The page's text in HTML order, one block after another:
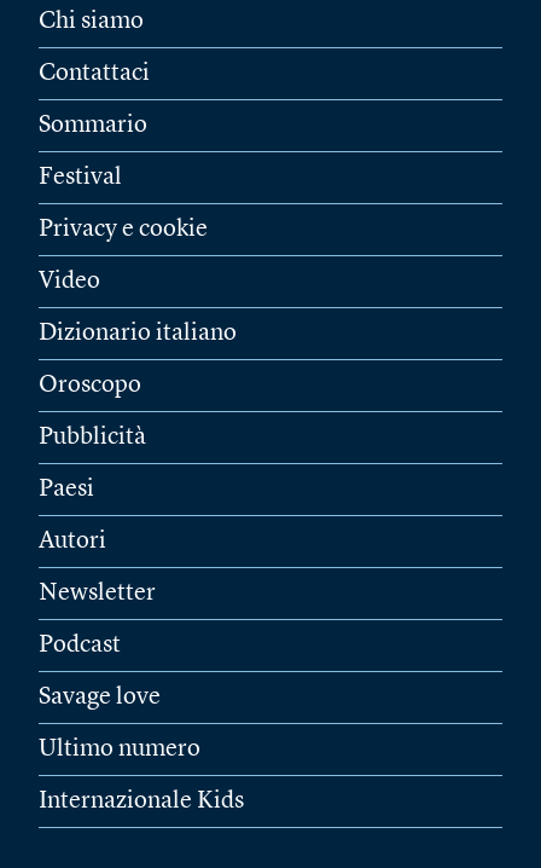
Chi siamo
Contattaci
Sommario
Festival
Privacy e cookie
Video
Dizionario italiano
Oroscopo
Pubblicità
Paesi
Autori
Newsletter
Podcast
Savage love
Ultimo numero
Internazionale Kids